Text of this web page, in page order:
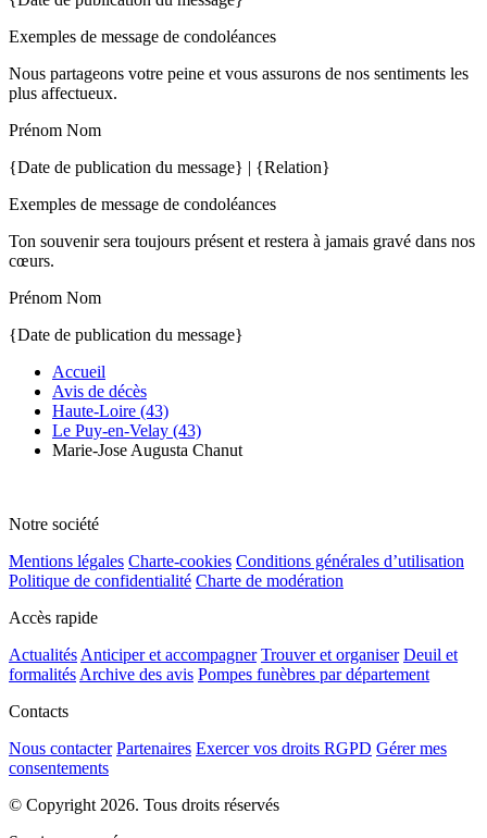
Exemples de message de condoléances
Nous partageons votre peine et vous assurons de nos sentiments les
plus affectueux.
Prénom Nom
{Date de publication du message} | {Relation}
Exemples de message de condoléances
Ton souvenir sera toujours présent et restera à jamais gravé dans nos
cœurs.
Prénom Nom
{Date de publication du message}
Accueil
Avis de décès
Haute-Loire (43)
Le Puy-en-Velay (43)
Marie-Jose Augusta Chanut
Notre société
Mentions légales Charte-cookies Conditions générales d’utilisation
Politique de confidentialité Charte de modération
Accès rapide
Actualités Anticiper et accompagner Trouver et organiser Deuil et
formalités Archive des avis Pompes funèbres par département
Contacts
Nous contacter Partenaires Exercer vos droits RGPD Gérer mes
consentements
© Copyright 2026. Tous droits réservés